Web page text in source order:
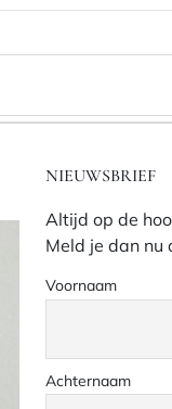
NIEUWSBRIEF
Altijd op de
Meld je dan nu
Voornaam
Achternaam